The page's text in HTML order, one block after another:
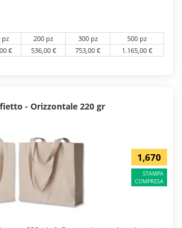
pz 200 pz 300 pz
500 pz
€ 536,00 € 753,00 € 1.165,00 €
- Orizzontale 220 gr
1,670
STAMPA
COMPRESA